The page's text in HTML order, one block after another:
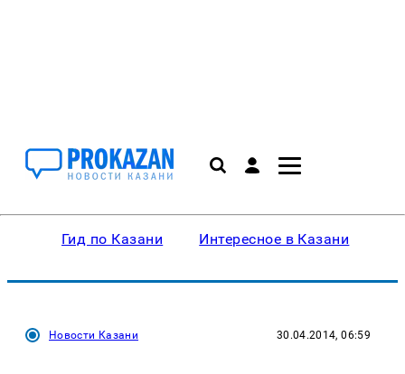
Гид по Казани Интересное в Казани
Новости Казани 30.04.2014, 06:59